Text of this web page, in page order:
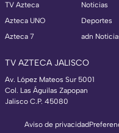
TV Azteca
Azteca UNO
Azteca 7
Noticias
Deportes
adn
TV AZTECA JALISCO
Av. López Mateos Sur 5001
Col. Las Águilas Zapopan
Jalisco C.P. 45080
Aviso de privacidad